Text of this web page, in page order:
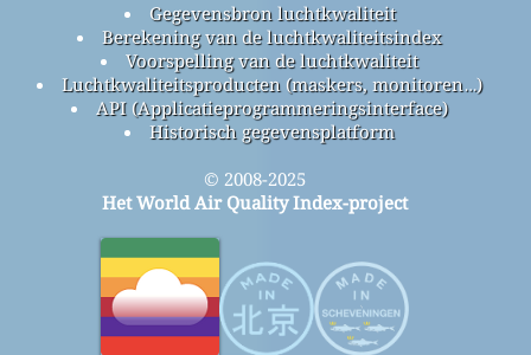
Gegevensbron luchtkwaliteit
Berekening van de luchtkwaliteitsindex
Voorspelling van de luchtkwaliteit
Luchtkwaliteitsproducten (maskers, monitoren…)
API (Applicatieprogrammeringsinterface)
Historisch gegevensplatform
© 2008-2025
Het World Air Quality Index-project